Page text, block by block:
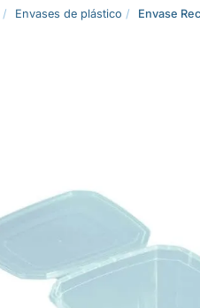
Envases de plástico Envase